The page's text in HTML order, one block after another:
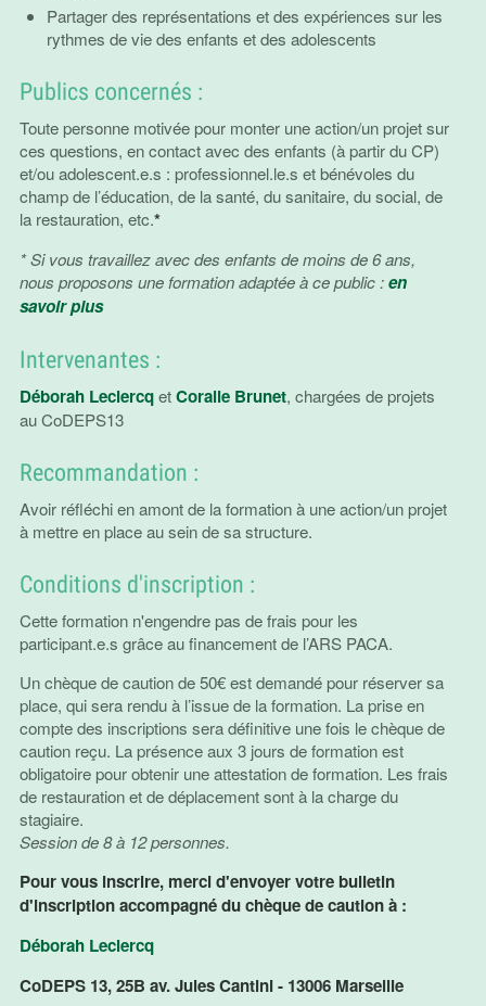
Partager des représentations et des expériences sur les
rythmes de vie des enfants et des adolescents
Publics concernés :
Toute personne motivée pour monter une action/un projet sur
ces questions, en contact avec des enfants (à partir du CP)
et/ou adolescent.e.s : professionnel.le.s et bénévoles du
champ de l’éducation, de la santé, du sanitaire, du social, de
la restauration, etc.*
* Si vous travaillez avec des enfants de moins de 6 ans,
nous proposons une formation adaptée à ce public :en
savoir plus
Intervenantes :
Déborah LeclercqetCoralie Brunet, chargées de projets
au CoDEPS13
Recommandation :
Avoir réfléchi en amont de la formation à une action/un projet
à mettre en place au sein de sa structure.
Conditions d'inscription :
Cette formation n'engendre pas de frais pour les
participant.e.s grâce au financement de l’ARS PACA.
Un chèque de caution de 50€ est demandé pour réserver sa
place, qui sera rendu à l’issue de la formation. La prise en
compte des inscriptions sera définitive une fois le chèque de
caution reçu. La présence aux 3 jours de formation est
obligatoire pour obtenir une attestation de formation. Les frais
de restauration et de déplacement sont à la charge du
stagiaire.
Session de 8 à 12 personnes.
Pour vous inscrire, merci d'envoyer votre bulletin
d'inscription accompagné du chèque de caution à :
Déborah Leclercq
CoDEPS 13, 25B av. Jules Cantini - 13006 Marseille